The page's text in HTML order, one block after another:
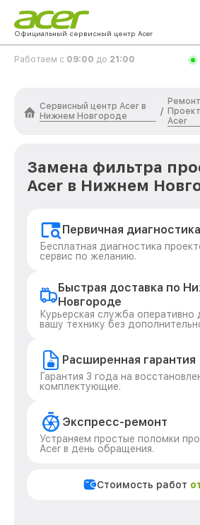
Официальный сервисный центр Acer
Работаем с 09:00 до 21:00
Сервисный центр Acer в
Нижнем Новгороде
/
Ремонт
Acer
Замена фильтра
Acer в Нижнем
Первичная диагностика
Бесплатная диагностика
сервис по желанию.
Быстрая доставка по
Новгороде
Курьерская служба оперативно
вашу технику без
Расширенная гарантия
Гарантия 3 года на
комплектующие.
Экспресс-ремонт
Устраняем простые поломки
Acer в день обращения.
Стоимость работ